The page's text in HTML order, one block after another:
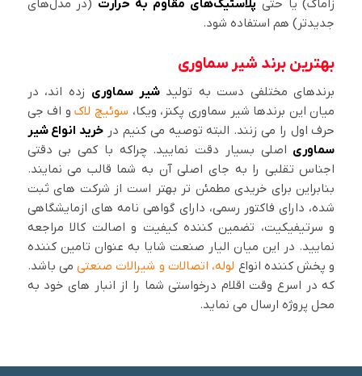
زاماک) یا حتی پلاستیک‌های مقاوم به حرارت (در مدل‌های
جدیدتر) هم استفاده شود.
بهترین برند شیر سماوری
برندهای مختلفی دست به تولیدشیر سماوری زده اند، در
میان این برندها شیر سماوری پکنز، ویکا، سوئیچ لاکو اف جی
حرف اول را می زنند. البته توصیه می کنیم در خرید انواع شیر
سماوری اصلی بسیار دقت نمایید. چراکه با کمی بی دقتی
اجناس تقلبی را به جای اصلی آن به شما قالب می نمایند.
بنابراین برای خریدی مطمئن تر بهتر است از شرکت های ثبت
شده، دارای فاکتور رسمی، دارای گواهی نامه های ازمایشگاهی
و سرتیفیکیت، تضمین کننده کیفیت و اصالت کالا مراجعه
نمایید. در این میان الیار صنعت شایا به عنوان تامین کننده
و پخش کننده انواع لوله، اتصالات و شیرالات صنعتیمی باشد.
که در اسرع وقت اقلام درخواستی شما را از انبار های خود به
محل پروژه ارسال می نماید.